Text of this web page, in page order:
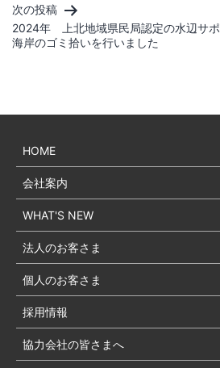
ビ
ゲ
ー
ン
次の投稿
2024年 上北地域県民局認定の水辺サ
海岸のゴミ拾いを行いました
HOME
会社案内
WHAT'S NEW
法人のお客さま
個人のお客さま
採用情報
協力会社の皆さまへ